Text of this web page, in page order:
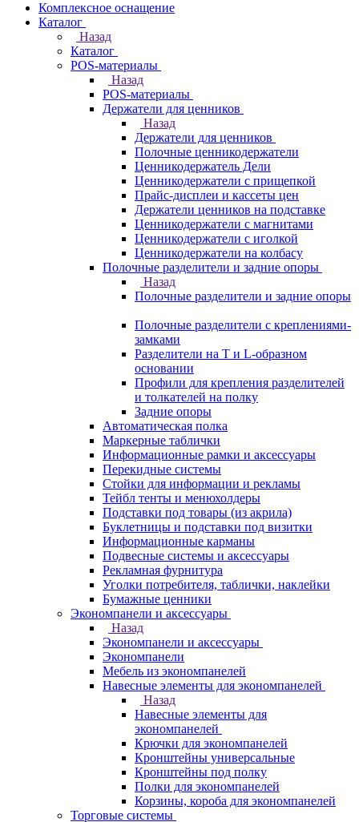
Комплексное оснащение
Каталог
Назад
Каталог
POS-материалы
Назад
POS-материалы
Держатели для ценников
Назад
Держатели для ценников
Полочные ценникодержатели
Ценникодержатель Дели
Ценникодержатели с прищепкой
Прайс-дисплеи и кассеты цен
Держатели ценников на подставке
Ценникодержатели с магнитами
Ценникодержатели с иголкой
Ценникодержатели на колбасу
Полочные разделители и задние опоры
Назад
Полочные разделители и задние опоры
Полочные разделители с креплениями-
замками
Разделители на Т и L-образном
основании
Профили для крепления разделителей
и толкателей на полку
Задние опоры
Автоматическая полка
Маркерные таблички
Информационные рамки и аксессуары
Перекидные системы
Стойки для информации и рекламы
Тейбл тенты и менюхолдеры
Подставки под товары (из акрила)
Буклетницы и подставки под визитки
Информационные карманы
Подвесные системы и аксессуары
Рекламная фурнитура
Уголки потребителя, таблички, наклейки
Бумажные ценники
Экономпанели и аксессуары
Назад
Экономпанели и аксессуары
Экономпанели
Мебель из экономпанелей
Навесные элементы для экономпанелей
Назад
Навесные элементы для
экономпанелей
Крючки для экономпанелей
Кронштейны универсальные
Кронштейны под полку
Полки для экономпанелей
Корзины, короба для экономпанелей
Торговые системы